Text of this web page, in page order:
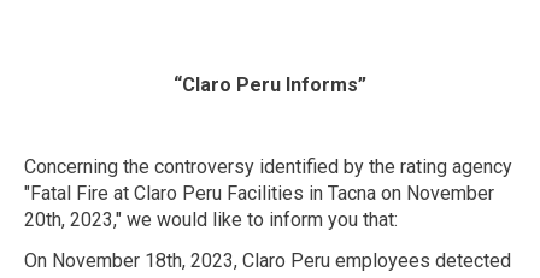
“Claro Peru Informs”
Concerning the controversy identified by the rating agency
"Fatal Fire at Claro Peru Facilities in Tacna on November
20th, 2023," we would like to inform you that:
On November 18th, 2023, Claro Peru employees detected